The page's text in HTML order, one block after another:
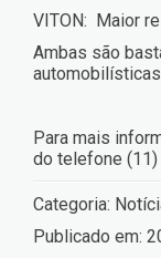
VITON: Maior
Ambas são
Para mais
do telefone (11)
Categoria:
Publicado em: